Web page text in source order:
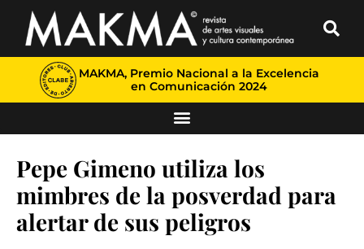
MAKMA, Premio Nacional a la Excelencia
en Comunicación 2024
Pepe Gimeno utiliza los
mimbres de la posverdad para
alertar de sus peligros